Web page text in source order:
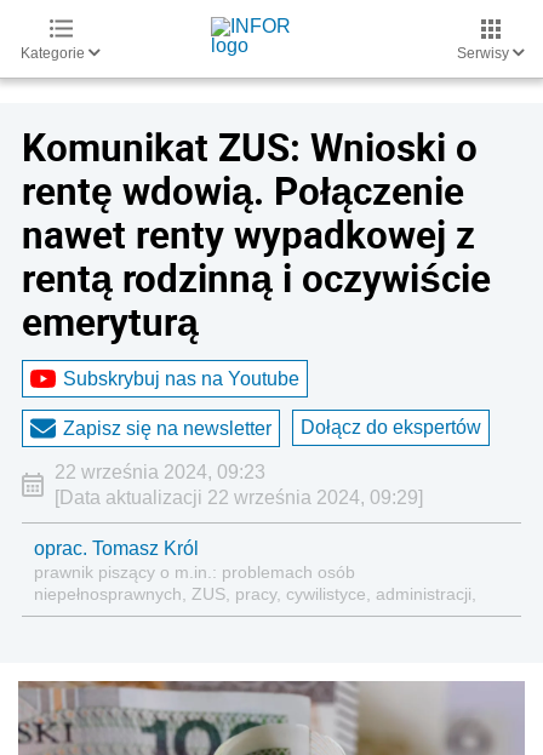
Kategorie Serwisy
Komunikat ZUS: Wnioski o
rentę wdowią. Połączenie
nawet renty wypadkowej z
rentą rodzinną i oczywiście
emeryturą
Subskrybuj nas na Youtube
Zapisz się na newsletter Dołącz do ekspertów
22 września 2024, 09:23
[Data aktualizacji 22 września 2024, 09:29]
oprac. Tomasz Król
prawnik piszący o m.in.: problemach osób
niepełnosprawnych, ZUS, pracy, cywilistyce, administracji,
przedsiębiorcach, podatkach